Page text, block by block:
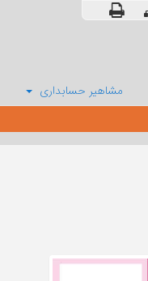
مشاهیر حسابداری